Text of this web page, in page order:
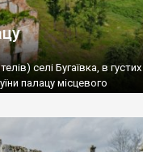
селі Бугаївка, в густих
палацу місцевого
У 60-х роках минулого
лікарню. Коли із